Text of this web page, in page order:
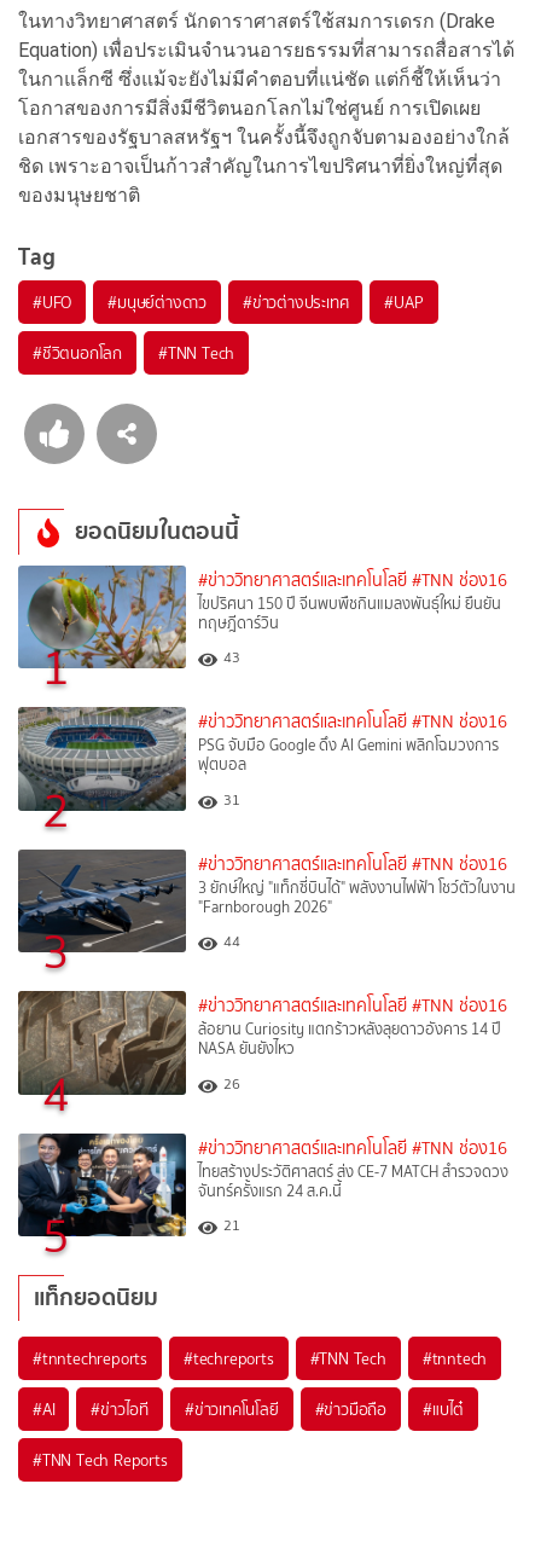
ในทางวิทยาศาสตร์ นักดาราศาสตร์ใช้สมการเดรก (Drake
Equation) เพื่อประเมินจำนวนอารยธรรมที่สามารถสื่อสารได้
ในกาแล็กซี ซึ่งแม้จะยังไม่มีคำตอบที่แน่ชัด แต่ก็ชี้ให้เห็นว่า
โอกาสของการมีสิ่งมีชีวิตนอกโลกไม่ใช่ศูนย์ การเปิดเผย
เอกสารของรัฐบาลสหรัฐฯ ในครั้งนี้จึงถูกจับตามองอย่างใกล้
ชิด เพราะอาจเป็นก้าวสำคัญในการไขปริศนาที่ยิ่งใหญ่ที่สุด
ของมนุษยชาติ
Tag
#UFO #มนุษย์ต่างดาว #ข่าวต่างประเทศ #UAP
#ชีวิตนอกโลก #TNN Tech
ยอดนิยมในตอนนี้
1
#ข่าววิทยาศาสตร์และเทคโนโลยี #TNN ช่อง16
ไขปริศนา 150 ปี จีนพบพืชกินแมลงพันธุ์ใหม่ ยืนยัน
ทฤษฎีดาร์วิน
43
2
#ข่าววิทยาศาสตร์และเทคโนโลยี #TNN ช่อง16
PSG จับมือ Google ดึง AI Gemini พลิกโฉมวงการ
ฟุตบอล
31
3
#ข่าววิทยาศาสตร์และเทคโนโลยี #TNN ช่อง16
3 ยักษ์ใหญ่ "แท็กซี่บินได้" พลังงานไฟฟ้า โชว์ตัวในงาน
"Farnborough 2026"
44
4
#ข่าววิทยาศาสตร์และเทคโนโลยี #TNN ช่อง16
ล้อยาน Curiosity แตกร้าวหลังลุยดาวอังคาร 14 ปี
NASA ยันยังไหว
26
5
#ข่าววิทยาศาสตร์และเทคโนโลยี #TNN ช่อง16
ไทยสร้างประวัติศาสตร์ ส่ง CE-7 MATCH สำรวจดวง
จันทร์ครั้งแรก 24 ส.ค.นี้
21
แท็กยอดนิยม
#tnntechreports #techreports #TNN Tech #tnntech
#AI #ข่าวไอที #ข่าวเทคโนโลยี #ข่าวมือถือ #แบไต๋
#TNN Tech Reports